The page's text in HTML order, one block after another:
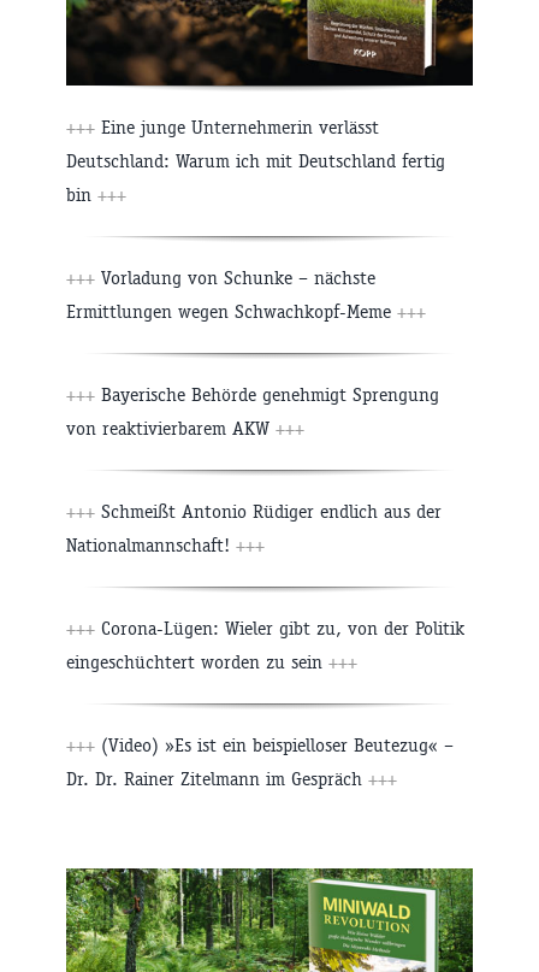
+++ Eine junge Unternehmerin verlässt
Deutschland: Warum ich mit Deutschland fertig
bin +++
+++ Vorladung von Schunke – nächste
Ermittlungen wegen Schwachkopf-Meme +++
+++ Bayerische Behörde genehmigt Sprengung
von reaktivierbarem AKW +++
+++ Schmeißt Antonio Rüdiger endlich aus der
Nationalmannschaft! +++
+++ Corona-Lügen: Wieler gibt zu, von der Politik
eingeschüchtert worden zu sein +++
+++ (Video) »Es ist ein beispielloser Beutezug« –
Dr. Dr. Rainer Zitelmann im Gespräch +++